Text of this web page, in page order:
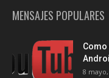
MENSAJES POPULARES
8 mayo,